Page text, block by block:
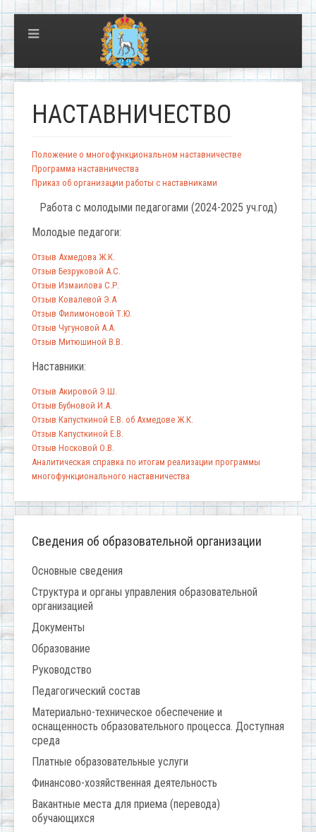
НАСТАВНИЧЕСТВО
Положение о многофункциональном наставничестве
Программа наставничества
Приказ об организации работы с наставниками
Работа с молодыми педагогами (2024-2025 уч.год)
Молодые педагоги:
Отзыв Ахмедова Ж.К.
Отзыв Безруковой А.С.
Отзыв Измаилова С.Р.
Отзыв Ковалевой Э.А
Отзыв Филимоновой Т.Ю.
Отзыв Чугуновой А.А.
Отзыв Митюшиной В.В.
Наставники:
Отзыв Акировой Э.Ш.
Отзыв Бубновой И.А.
Отзыв Капусткиной Е.В. об Ахмедове Ж.К.
Отзыв Капусткиной Е.В.
Отзыв Носковой О.В.
Аналитическая справка по итогам реализации программы
многофункционального наставничества
Сведения об образовательной организации
Основные сведения
Структура и органы управления образовательной
организацией
Документы
Образование
Руководство
Педагогический состав
Материально-техническое обеспечение и
оснащенность образовательного процесса. Доступная
среда
Платные образовательные услуги
Финансово-хозяйственная деятельность
Вакантные места для приема (перевода)
обучающихся